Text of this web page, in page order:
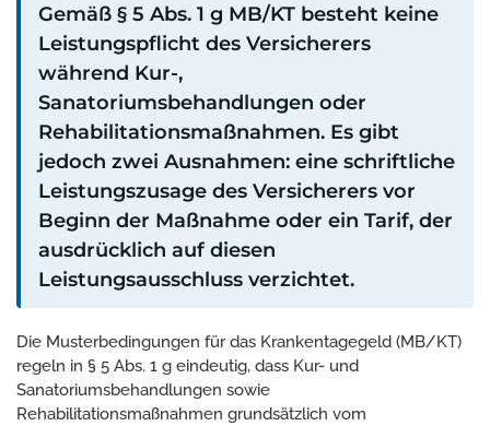
Gemäß § 5 Abs. 1 g MB/KT besteht keine
Leistungspflicht des Versicherers
während Kur-,
Sanatoriumsbehandlungen oder
Rehabilitationsmaßnahmen. Es gibt
jedoch zwei Ausnahmen: eine schriftliche
Leistungszusage des Versicherers vor
Beginn der Maßnahme oder ein Tarif, der
ausdrücklich auf diesen
Leistungsausschluss verzichtet.
Die Musterbedingungen für das Krankentagegeld (MB/KT)
regeln in § 5 Abs. 1 g eindeutig, dass Kur- und
Sanatoriumsbehandlungen sowie
Rehabilitationsmaßnahmen grundsätzlich vom